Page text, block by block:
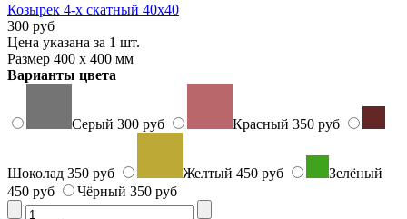
Козырек 4-х скатный 40х40
300 руб
Цена указана за 1 шт.
Размер 400 х 400 мм
Варианты цвета
Серый 300 руб Красный 350 руб
Шоколад 350 руб Желтый 450 руб
Зелёный
450 руб
Чёрный 350 руб